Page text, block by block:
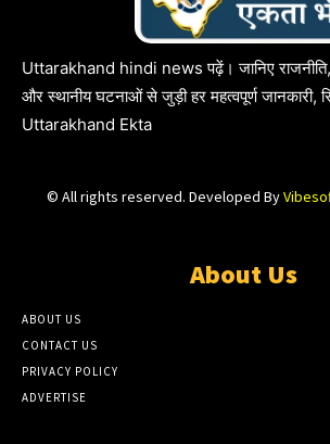
Uttarakhand hindi news पढ़ें। जानिए राजनीति,
और स्थानीय घटनाओं से जुड़ी हर महत्वपूर्ण जानकारी,
Uttarakhand Ekta
© All rights reserved. Developed By
About Us
ABOUT US
CONTACT US
PRIVACY POLICY
ADVERTISE